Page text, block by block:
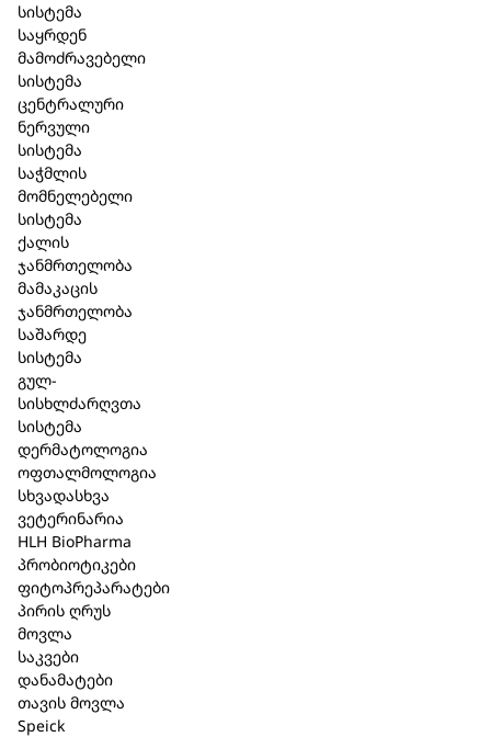
სისტემა
საყრდენ
მამოძრავებელი
სისტემა
ცენტრალური
ნერვული
სისტემა
საჭმლის
მომნელებელი
სისტემა
ქალის
ჯანმრთელობა
მამაკაცის
ჯანმრთელობა
საშარდე
სისტემა
გულ-
სისხლძარღვთა
სისტემა
დერმატოლოგია
ოფთალმოლოგია
სხვადასხვა
ვეტერინარია
HLH BioPharma
პრობიოტიკები
ფიტოპრეპარატები
პირის ღრუს
მოვლა
საკვები
დანამატები
თავის მოვლა
Speick
ცივ ან თბილ წყალშიც კი ქმნის მდიდარ,
კრემისებურ და ნაზ ქაფს.
7,50 ₾
აღწერა
სერტიფიცირებული ბუნებრივი კოსმეტიკა
(COSMOS);
არ შეიცავს სინთეზურ სურნელებს და
გლუტენის გარეშე;
საბაზისო მოვლა;
დერმატოლოგიურად და ალერგოლოგიურად
ტესტირებული;
შეიცავს RSPO-სერტიფიცირებულ პალმის ზეთს.
ინგრედიენტები : Sodium Palmate, Sodium Cocoate,
Aqua (Water), Sodium Olivate, Glycerin, Butyris Lac
(Buttermilk) Powder, Cera Alba (Beeswax), Cetearyl
Alcohol, Glyceryl Stearate, Potassium Stearate,
Potassium Palmitate, Sodium Gluconate, Sodium
Chloride, Sodium Thiosulfate